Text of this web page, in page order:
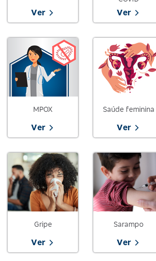
Ver Ver
MPOX
Ver
Saúde feminina
Ver
Gripe
Ver
Sarampo
Ver